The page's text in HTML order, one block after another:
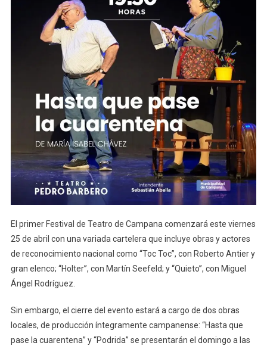
El primer Festival de Teatro de Campana comenzará este viernes
25 de abril con una variada cartelera que incluye obras y actores
de reconocimiento nacional como “Toc Toc”, con Roberto Antier y
gran elenco; “Holter”, con Martín Seefeld; y “Quieto”, con Miguel
Ángel Rodríguez.
Sin embargo, el cierre del evento estará a cargo de dos obras
locales, de producción íntegramente campanense: “Hasta que
pase la cuarentena” y “Podrida” se presentarán el domingo a las